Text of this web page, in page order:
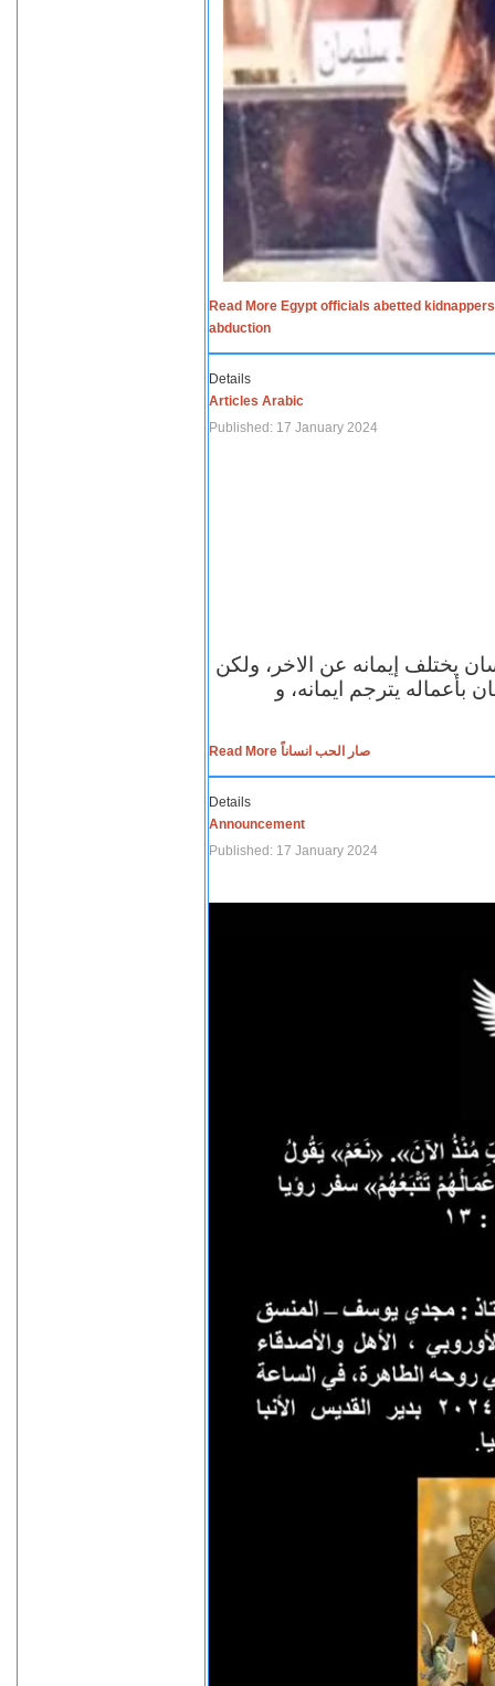
Read More Egypt officials abetted
abduction
Details
Articles Arabic
Published: 17 January 2024
يختلف إيمانه عن الاخر، ولكن
بأعماله يترجم ايمانه، و
Read More صار الحب انساناً
Details
Announcement
Published: 17 January 2024